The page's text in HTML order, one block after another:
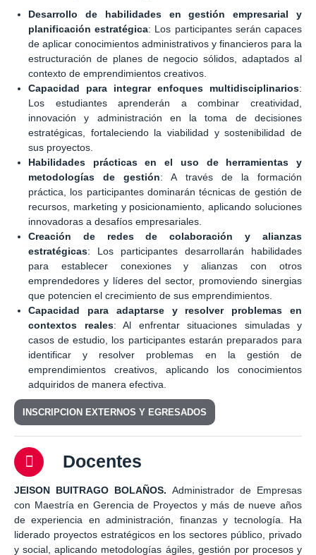
Desarrollo de habilidades en gestión empresarial y
planificación estratégica: Los participantes serán capaces
de aplicar conocimientos administrativos y financieros para la
estructuración de planes de negocio sólidos, adaptados al
contexto de emprendimientos creativos.
Capacidad para integrar enfoques multidisciplinarios:
Los estudiantes aprenderán a combinar creatividad,
innovación y administración en la toma de decisiones
estratégicas, fortaleciendo la viabilidad y sostenibilidad de
sus proyectos.
Habilidades prácticas en el uso de herramientas y
metodologías de gestión: A través de la formación
práctica, los participantes dominarán técnicas de gestión de
recursos, marketing y posicionamiento, aplicando soluciones
innovadoras a desafíos empresariales.
Creación de redes de colaboración y alianzas
estratégicas: Los participantes desarrollarán habilidades
para establecer conexiones y alianzas con otros
emprendedores y líderes del sector, promoviendo sinergias
que potencien el crecimiento de sus emprendimientos.
Capacidad para adaptarse y resolver problemas en
contextos reales: Al enfrentar situaciones simuladas y
casos de estudio, los participantes estarán preparados para
identificar y resolver problemas en la gestión de
emprendimientos creativos, aplicando los conocimientos
adquiridos de manera efectiva.
INSCRIPCION EXTERNOS Y EGRESADOS
Docentes
JEISON BUITRAGO BOLAÑOS. Administrador de Empresas
con Maestría en Gerencia de Proyectos y más de nueve años
de experiencia en administración, finanzas y tecnología. Ha
liderado proyectos estratégicos en los sectores público, privado
y social, aplicando metodologías ágiles, gestión por procesos y